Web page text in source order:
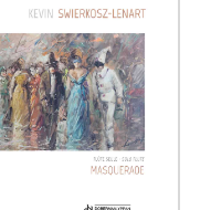
Chamber Music
with Guitar